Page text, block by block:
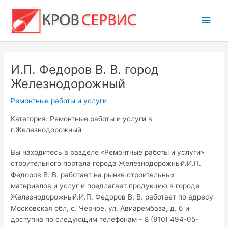
содержимому
И.П. Федоров В. В. город
Железнодорожный
Ремонтные работы и услуги
Категория: Ремонтные работы и услуги в
г.Железнодорожный
Вы находитесь в разделе «Ремонтные работы и услуги»
строительного портала города Железнодорожный.И.П.
Федоров В. В. работает на рынке строительных
материалов и услуг и предлагает продукцию в городе
Железнодорожный.И.П. Федоров В. В. работает по адресу
Московская обл, с. Черное, ул. Авиарембаза, д. 6 и
доступна по следующим телефонам – 8 (910) 494-05-